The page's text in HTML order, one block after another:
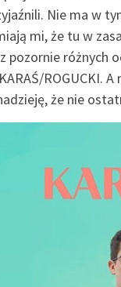
Nie ma w
mi, że tu w
pozornie różnych
ROGUCKI.
że nie